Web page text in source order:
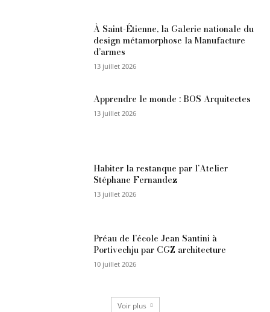
À Saint-Étienne, la Galerie nationale du
design métamorphose la Manufacture
d’armes
13 juillet 2026
Apprendre le monde : BOS Arquitectes
13 juillet 2026
Habiter la restanque par l’Atelier
Stéphane Fernandez
13 juillet 2026
Préau de l’école Jean Santini à
Portivechju par CGZ architecture
10 juillet 2026
Voir plus